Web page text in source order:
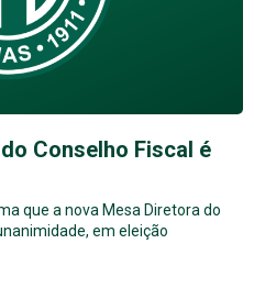
Conselho Fiscal é
que a nova Mesa Diretora do
em eleição